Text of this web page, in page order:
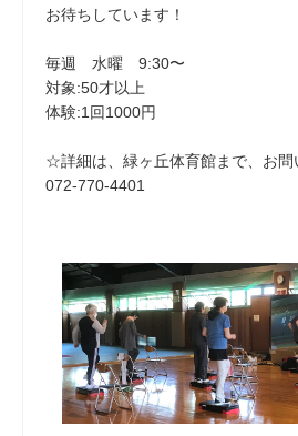
お待ちしています！
毎週 水曜 9:30〜
対象:50才以上
体験:1回1000円
☆詳細は、緑ヶ丘体育館まで、お
072-770-4401